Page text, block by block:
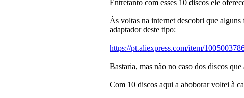
Entretanto com esses 10 discos ele
Às voltas na internet descobri que
adaptador deste tipo:
https://pt.aliexpress.com/item/
Bastaria, mas não no caso dos discos
Com 10 discos aqui a aboborar voltei à